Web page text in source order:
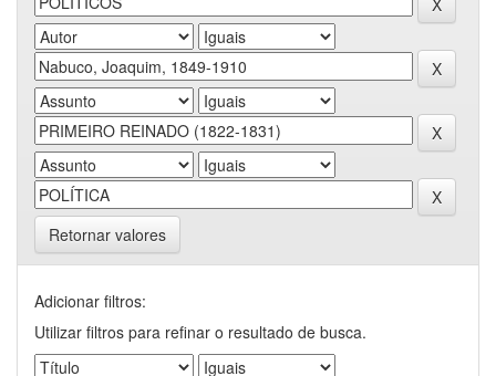
Retornar valores
Adicionar filtros:
Utilizar filtros para refinar o resultado de busca.